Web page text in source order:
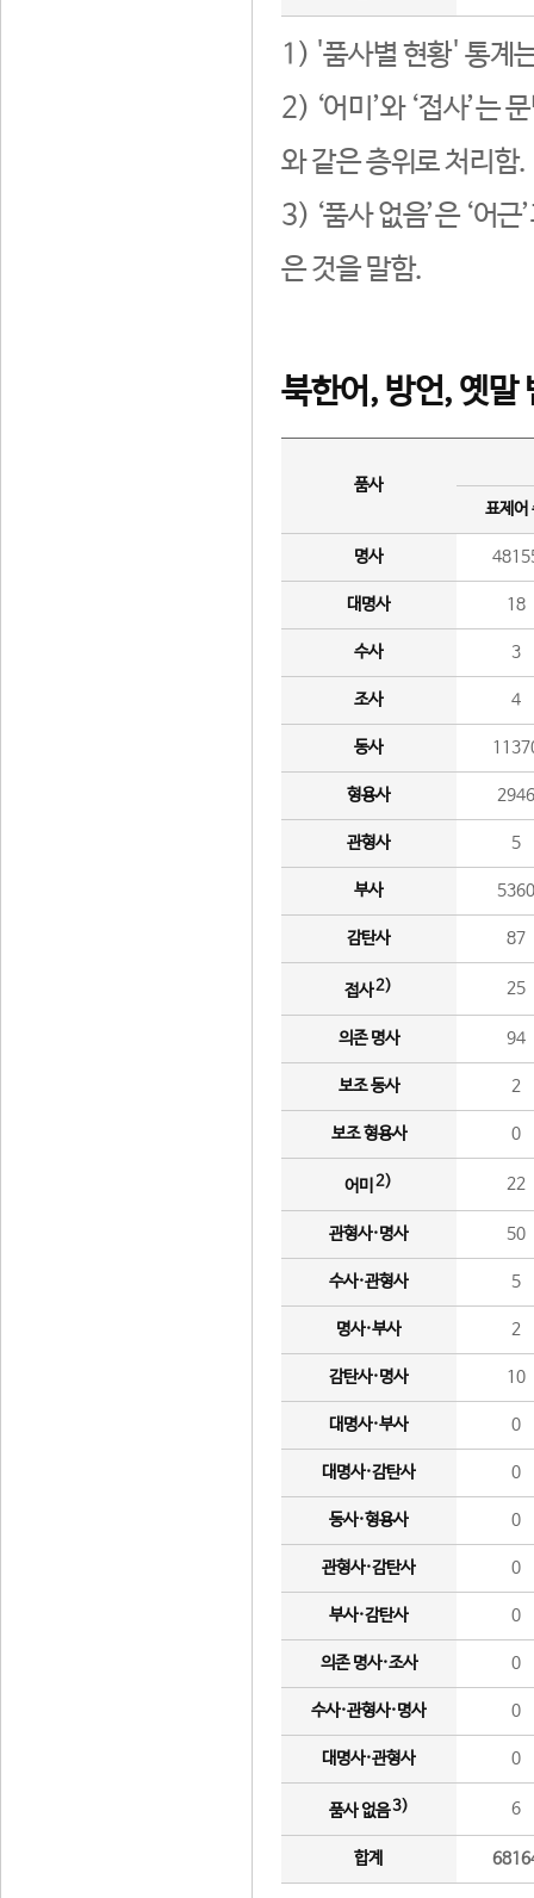
1) '품사별 현황' 통계
2) ‘어미’와 ‘접사’는
와 같은 층위로 처리함.
3) ‘품사 없음’은 ‘어
은 것을 말함.
북한어, 방언, 옛말
품사
표제어
명사
대명사 18
수사 3
조사 4
동사
형용사 2946
관형사 5
부사 5360
감탄사 87
접사2) 25
의존 명사 94
보조 동사 2
보조 형용사 0
어미 2) 22
관형사·명사 50
수사·관형사 5
명사·부사 2
감탄사·명사 10
대명사·부사 0
대명사·감탄사 0
동사·형용사 0
관형사·감탄사 0
부사·감탄사 0
의존 명사·조사 0
수사·관형사·명사 0
대명사·관형사 0
품사 없음3) 6
합계